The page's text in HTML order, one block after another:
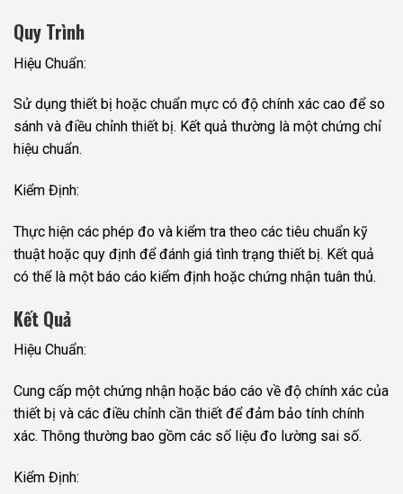
Quy Trình
Hiệu Chuẩn:
Sử dụng thiết bị hoặc chuẩn mực có độ chính xác cao để so
sánh và điều chỉnh thiết bị. Kết quả thường là một chứng chỉ
hiệu chuẩn.
Kiểm Định:
Thực hiện các phép đo và kiểm tra theo các tiêu chuẩn kỹ
thuật hoặc quy định để đánh giá tình trạng thiết bị. Kết quả
có thể là một báo cáo kiểm định hoặc chứng nhận tuân thủ.
Kết Quả
Hiệu Chuẩn:
Cung cấp một chứng nhận hoặc báo cáo về độ chính xác của
thiết bị và các điều chỉnh cần thiết để đảm bảo tính chính
xác. Thông thường bao gồm các số liệu đo lường sai số.
Kiểm Định: